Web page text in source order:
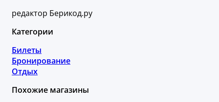
редактор Берикод.ру
Категории
Билеты
Бронирование
Отдых
Похожие магазины